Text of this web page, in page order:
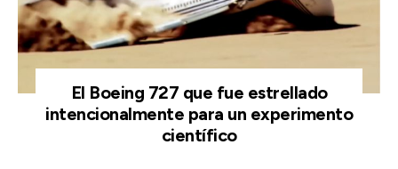
El Boeing 727 que fue estrellado
intencionalmente para un experimento
científico